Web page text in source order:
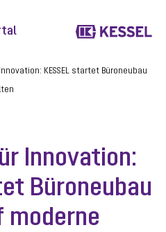
KESSEL startet Büroneubau
Innovation:
Büroneubau
moderne